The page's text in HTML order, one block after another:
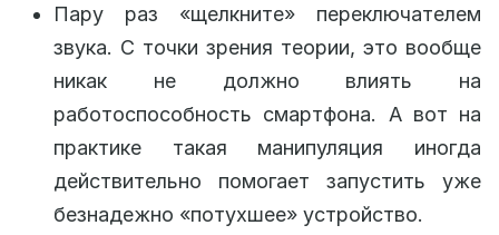
Пару раз «щелкните» переключателем
звука. С точки зрения теории, это вообще
никак не должно влиять на
работоспособность смартфона. А вот на
практике такая манипуляция иногда
действительно помогает запустить уже
безнадежно «потухшее» устройство.